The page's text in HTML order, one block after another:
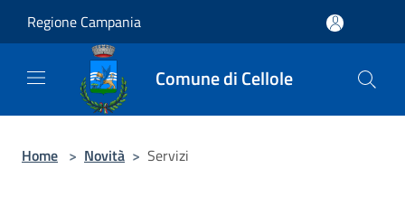
Regione Campania
Comune di Cellole
Home > Novità > Servizi